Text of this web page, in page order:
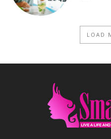
LOAD